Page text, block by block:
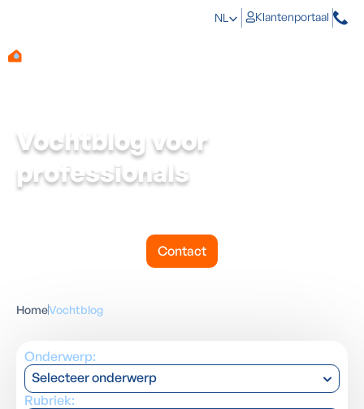
NL Klantenportaal
Vochtblog voor
professionals
Praktische kennis over vocht, schimmel en ventilatie —
Contact
HomeVochtblog
Onderwerp:
Selecteer onderwerp
Rubriek: